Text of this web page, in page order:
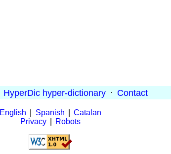
HyperDic hyper-dictionary · Contact
English Spanish
Catalan
Privacy
Robots